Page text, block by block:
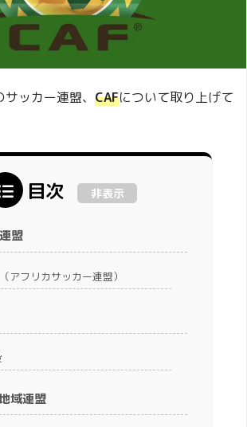
ッカー連盟、 CAFについて取り上げて
目次 非表示
盟
アフリカサッカー連盟）
域連盟